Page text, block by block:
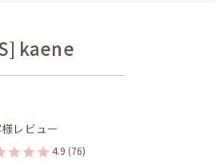
kaene
レビュー
4.9 (76)